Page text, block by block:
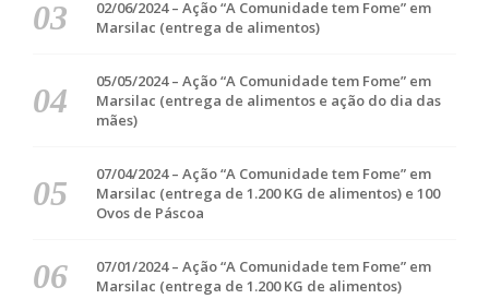
02/06/2024 – Ação “A Comunidade tem Fome” em
Marsilac (entrega de alimentos)
05/05/2024 – Ação “A Comunidade tem Fome” em
Marsilac (entrega de alimentos e ação do dia das
mães)
07/04/2024 – Ação “A Comunidade tem Fome” em
Marsilac (entrega de 1.200 KG de alimentos) e 100
Ovos de Páscoa
07/01/2024 – Ação “A Comunidade tem Fome” em
Marsilac (entrega de 1.200 KG de alimentos)